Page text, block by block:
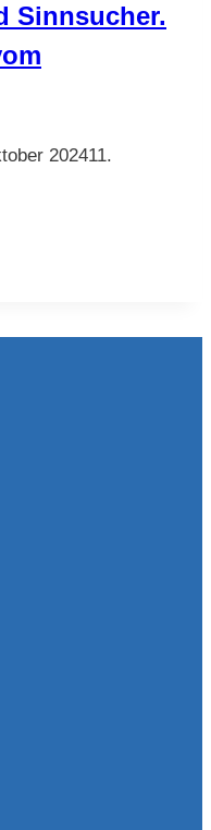
Sinnsucher.
202411.